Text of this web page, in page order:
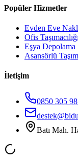
Popüler Hizmetler
Evden Eve
Ofis Taşımacılığı
Eşya Depolama
Asansörlü
İletişim
0850 305
Batı Mah.